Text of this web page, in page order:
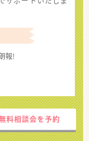
報!
料相談会を予約